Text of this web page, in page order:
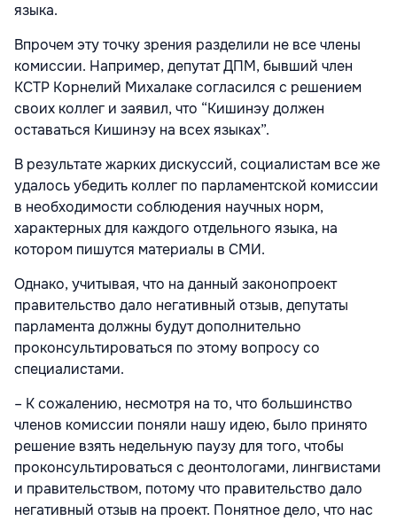
языка.
Впрочем эту точку зрения разделили не все члены
комиссии. Например, депутат ДПМ, бывший член
КСТР Корнелий Михалаке согласился с решением
своих коллег и заявил, что “Кишинэу должен
оставаться Кишинэу на всех языках”.
В результате жарких дискуссий, социалистам все же
удалось убедить коллег по парламентской комиссии
в необходимости соблюдения научных норм,
характерных для каждого отдельного языка, на
котором пишутся материалы в СМИ.
Однако, учитывая, что на данный законопроект
правительство дало негативный отзыв, депутаты
парламента должны будут дополнительно
проконсультироваться по этому вопросу со
специалистами.
– К сожалению, несмотря на то, что большинство
членов комиссии поняли нашу идею, было принято
решение взять недельную паузу для того, чтобы
проконсультироваться с деонтологами, лингвистами
и правительством, потому что правительство дало
негативный отзыв на проект. Понятное дело, что нас